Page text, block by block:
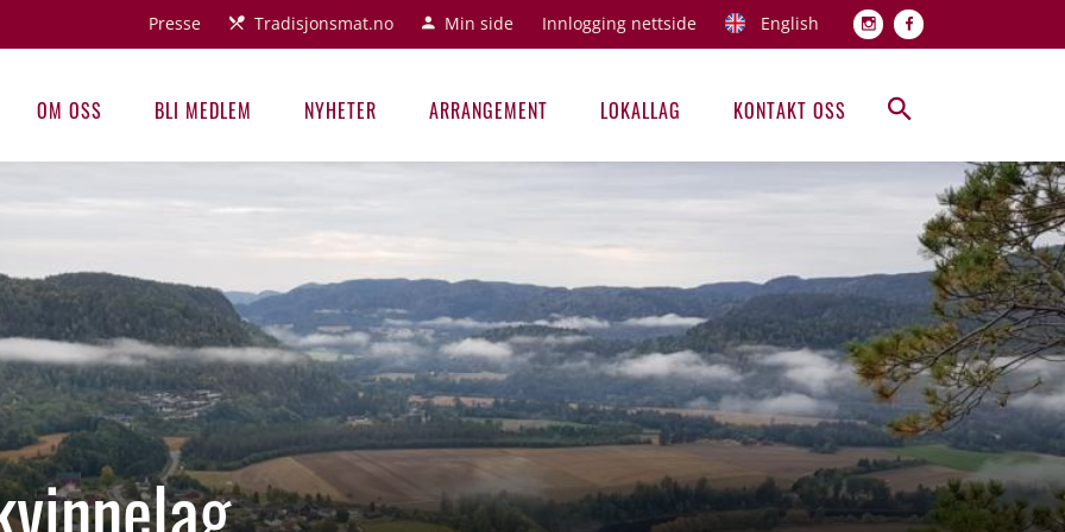
Topp
Presse Tradisjonsmat.no Min side Innlogging nettside English
Hovedmeny
OM OSS BLI MEDLEM NYHETER ARRANGEMENT LOKALLAG KONTAKT OSS